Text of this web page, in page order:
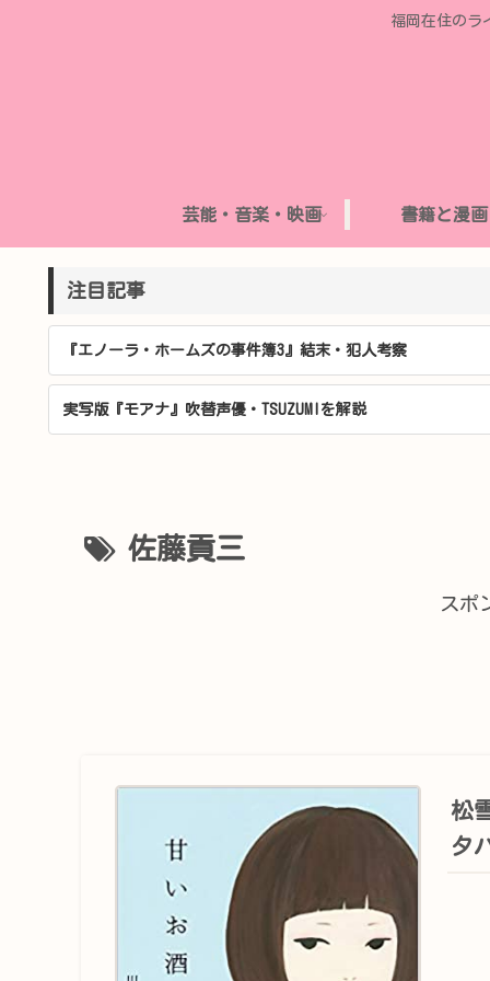
福岡在住のラ
芸能・音楽・映画 書籍と漫画
注目記事
『エノーラ・ホームズの事件簿3』結末・犯人考察
実写版『モアナ』吹替声優・TSUZUMIを解説
佐藤貢三
スポ
松
タ